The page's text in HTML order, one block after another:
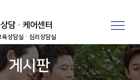
담·케어센터
육상담실 ·심리상담실
게시판